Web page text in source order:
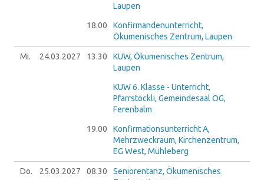
Laupen
18.00
Konfirmandenunterricht,
Ökumenisches Zentrum, Laupen
Mi. 24.03.2027 13.30
KUW, Ökumenisches Zentrum,
Laupen
KUW 6. Klasse - Unterricht,
Pfarrstöckli, Gemeindesaal OG,
Ferenbalm
19.00
Konfirmationsunterricht A,
Mehrzweckraum, Kirchenzentrum,
EG West, Mühleberg
Do. 25.03.2027 08.30
Seniorentanz, Ökumenisches